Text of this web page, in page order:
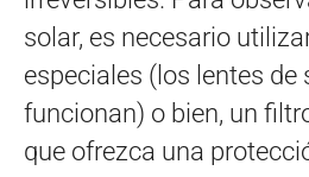
solar, es necesario
especiales (los lentes
funcionan) o bien, un
que ofrezca una